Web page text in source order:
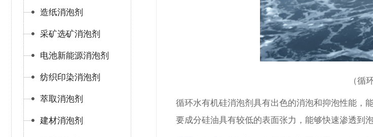
造纸消泡剂
采矿选矿消泡剂
电池新能源消泡剂
纺织印染消泡剂
萃取消泡剂
建材消泡剂
（循
循环水有机硅消泡剂具有出色的消泡和抑泡性能，
要成分硅油具有较低的表面张力，能够快速渗透到